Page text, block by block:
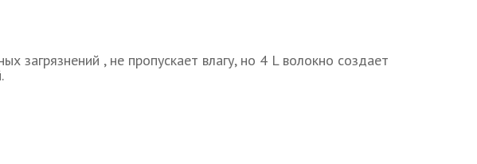
загрязнений , не пропускает влагу, но 4 L волокно создает